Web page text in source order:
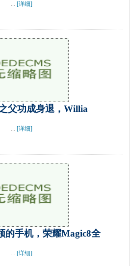
... [详细]
父功成身退，Willia
... [详细]
的手机，荣耀Magic8全
... [详细]